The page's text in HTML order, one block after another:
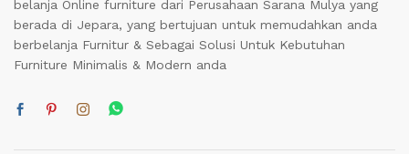
belanja Online furniture dari Perusahaan Sarana Mulya yang
berada di Jepara, yang bertujuan untuk memudahkan anda
berbelanja Furnitur & Sebagai Solusi Untuk Kebutuhan
Furniture Minimalis & Modern anda